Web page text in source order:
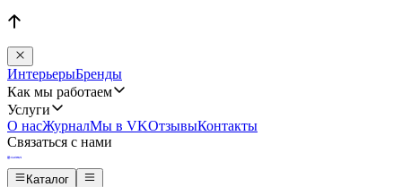
ИнтерьерыБренды
Как мы работаем
Услуги
О насЖурналМы в VKОтзывыКонтакты
Связаться с нами
Каталог